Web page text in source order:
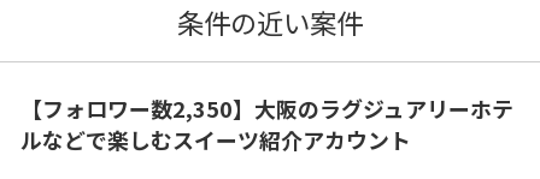
条件の近い案件
【フォロワー数2,350】大阪のラグジュアリーホテ
ルなどで楽しむスイーツ紹介アカウント